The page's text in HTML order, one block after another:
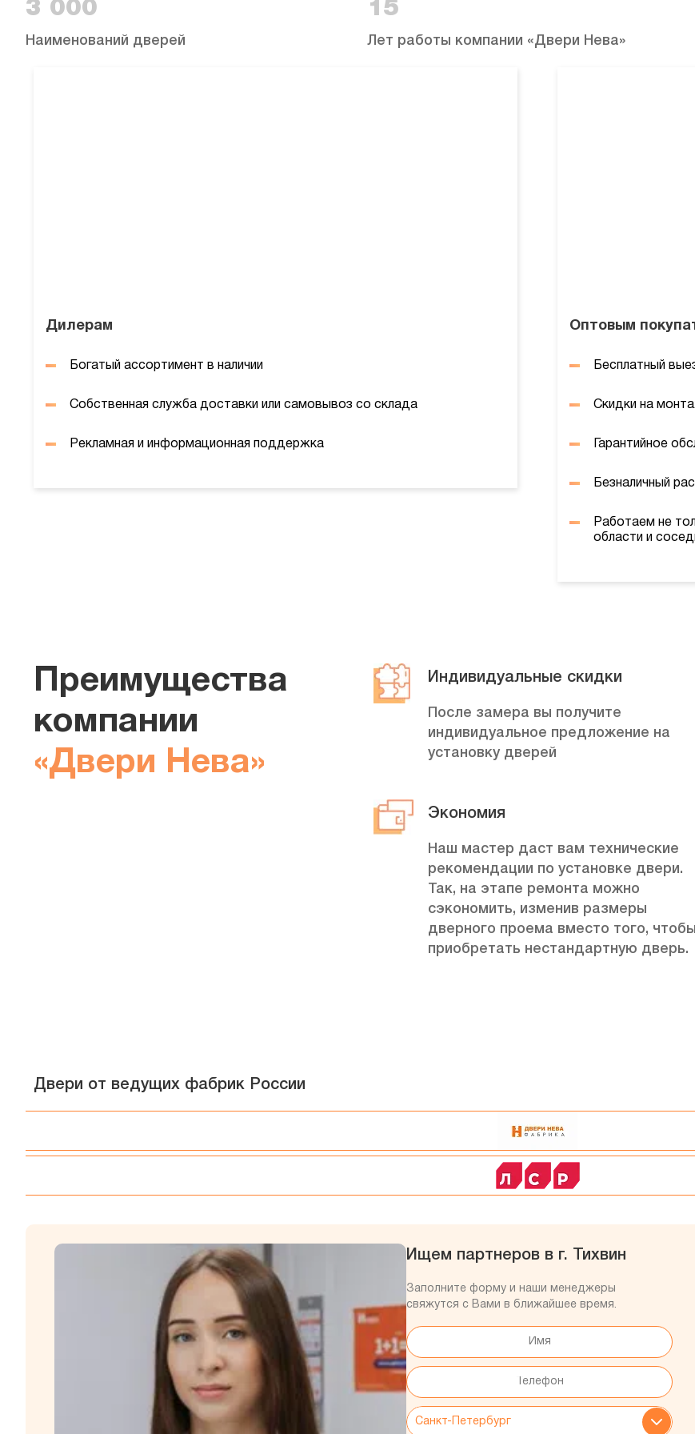
3 000
Наименований дверей
15
Лет работы компании «Двери Нева»
Дилерам
Богатый ассортимент в наличии
Собственная служба доставки или самовывоз со склада
Рекламная и информационная поддержка
Оптовым
Бесплатный
Скидки на
Гарантийное
Безналичный
Работаем не
области и
Преимущества
компании
«Двери Нева»
Индивидуальные скидки
После замера вы получите
индивидуальное предложение на
установку дверей
Экономия
Наш мастер даст вам технические
рекомендации по установке двери.
Так, на этапе ремонта можно
сэкономить, изменив размеры
дверного проема вместо того, чтобы
приобретать нестандартную дверь.
Двери от ведущих фабрик России
Ищем партнеров в г. Тихвин
Заполните форму и наши менеджеры
свяжутся с Вами в ближайшее время.